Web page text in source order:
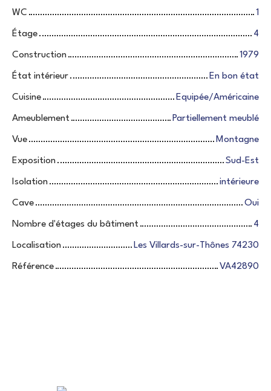
WC 1
Étage 4
Construction 1979
État intérieur En bon état
Cuisine Equipée/Américaine
Ameublement Partiellement meublé
Vue Montagne
Exposition Sud-Est
Isolation intérieure
Cave Oui
Nombre d'étages du bâtiment 4
Localisation Les Villards-sur-Thônes 74230
Référence VA42890